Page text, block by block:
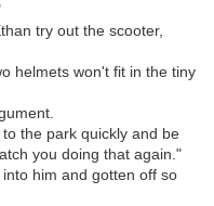
try out the scooter,
helmets won't fit in the tiny
the park quickly and be
you doing that again."
him and gotten off so